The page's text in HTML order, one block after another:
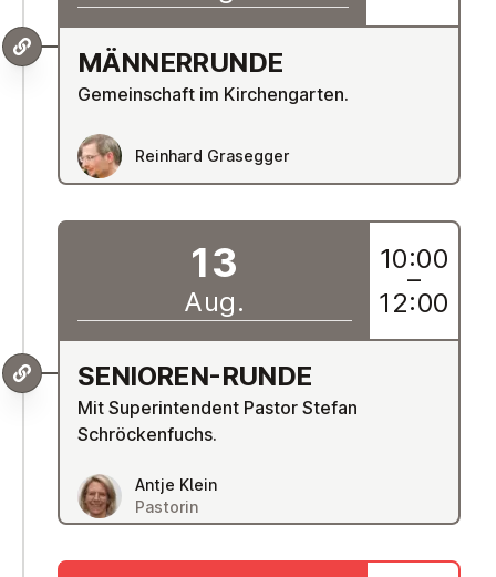
MÄN­NER­RUN­DE
Gemeinschaft im Kirchengarten.
Reinhard Grasegger
SENIOREN-RUNDE
Mit Superintendent Pastor Stefan
Schröckenfuchs.
Antje Klein
Pastorin
13
Aug.
10:00
–
12:00